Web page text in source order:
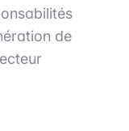
de